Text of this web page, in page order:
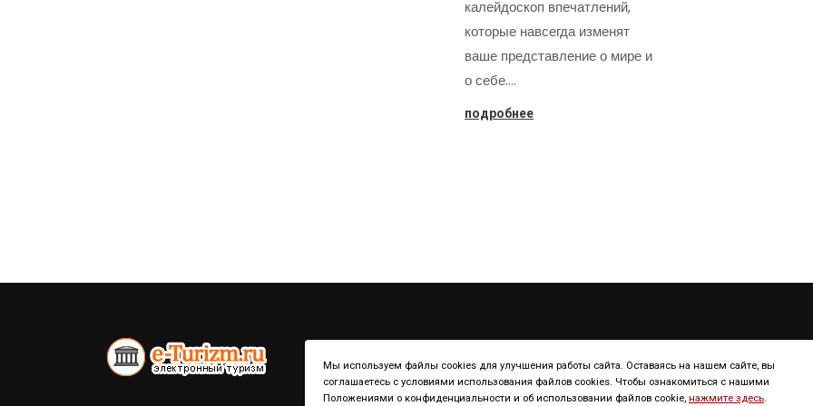
калейдоскоп впечатлений,
которые навсегда изменят
ваше представление о мире и
о себе.…
подробнее
Мы используем файлы cookies для улучшения работы сайта. Оставаясь на нашем сайте, вы
соглашаетесь с условиями использования файлов cookies. Чтобы ознакомиться с нашими
Положениями о конфиденциальности и об использовании файлов cookie, нажмите здесь.